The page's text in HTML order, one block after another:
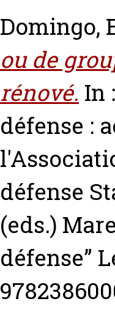
Domingo,
ou de
rénové. In
défense :
défense
(eds.)
défense”